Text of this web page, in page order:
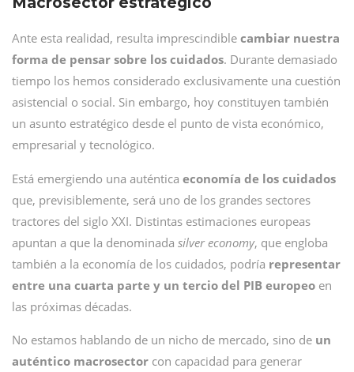
Ante esta realidad, resulta imprescindible cambiar nuestra
forma de pensar sobre los cuidados. Durante demasiado
tiempo los hemos considerado exclusivamente una cuestión
asistencial o social. Sin embargo, hoy constituyen también
un asunto estratégico desde el punto de vista económico,
empresarial y tecnológico.
Está emergiendo una auténtica economía de los cuidados
que, previsiblemente, será uno de los grandes sectores
tractores del siglo XXI. Distintas estimaciones europeas
apuntan a que la denominada silver economy, que engloba
también a la economía de los cuidados, podría representar
entre una cuarta parte y un tercio del PIB europeo en
las próximas décadas.
No estamos hablando de un nicho de mercado, sino de un
auténtico macrosector con capacidad para generar